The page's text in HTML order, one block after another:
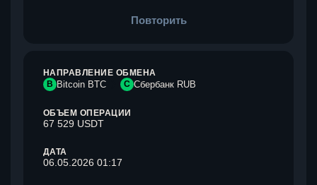
Повторить
НАПРАВЛЕНИЕ ОБМЕНА
B Bitcoin BTC С Сбербанк RUB
ОБЪЕМ ОПЕРАЦИИ
67 529 USDT
ДАТА
06.05.2026 01:17